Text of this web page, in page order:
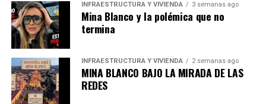
INFRAESTRUCTURA Y VIVIENDA 3 semanas ago
Mina Blanco y la polémica que no
termina
INFRAESTRUCTURA Y VIVIENDA 2 semanas ago
MINA BLANCO BAJO LA MIRADA DE LAS
REDES